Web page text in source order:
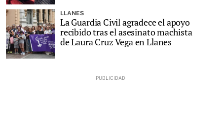
LLANES
La Guardia Civil agradece el apoyo
recibido tras el asesinato machista
de Laura Cruz Vega en Llanes